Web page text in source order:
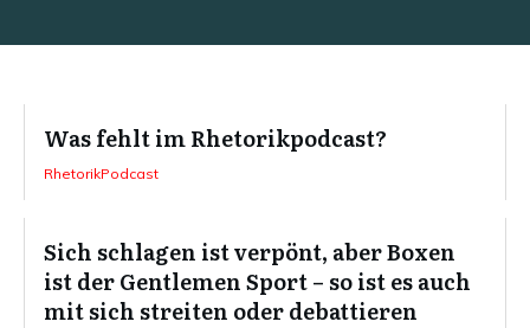
Was fehlt im Rhetorikpodcast?
RhetorikPodcast
Sich schlagen ist verpönt, aber Boxen
ist der Gentlemen Sport – so ist es auch
mit sich streiten oder debattieren